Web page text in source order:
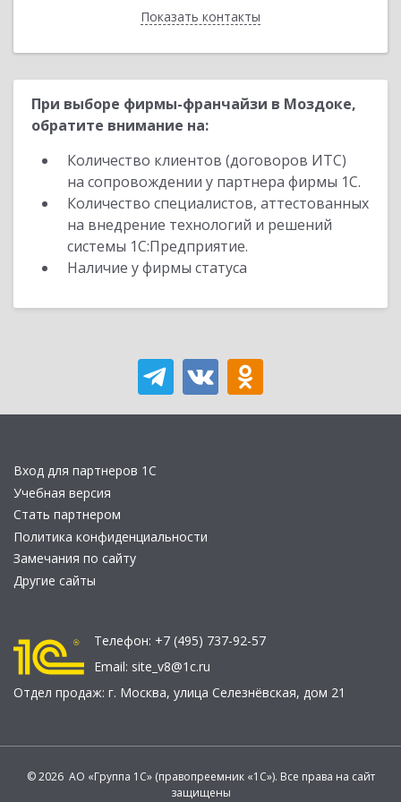
Показать контакты
Назад
При выборе фирмы-франчайзи в Моздоке,
обратите внимание на:
Количество клиентов (договоров ИТС)
на сопровождении у партнера фирмы 1С.
Количество специалистов, аттестованных
на внедрение технологий и решений
системы 1С:Предприятие.
Наличие у фирмы статуса
Вход для партнеров 1С
Учебная версия
Стать партнером
Политика конфиденциальности
Замечания по сайту
Другие сайты
Телефон: +7 (495) 737-92-57
Email: site_v8@1c.ru
Отдел продаж: г. Москва, улица Селезнёвская, дом 21
© 2026 АО «Группа 1С» (правопреемник «1С»). Все права на сайт
защищены